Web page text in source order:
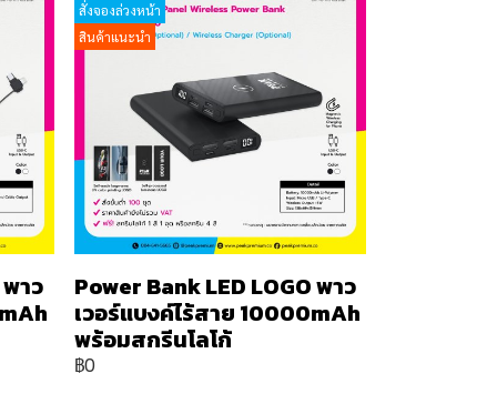
พาว
สั่งจองล่วงหน้า
สินค้าแนะนำ
Power Bank LED LOGO พาว
เวอร์แบงค์ไร้สาย 10000mAh
พร้อมสกรีนโลโก้
฿0